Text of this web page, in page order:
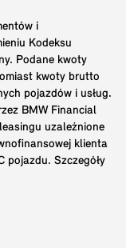
i
Kodeksu
Podane kwoty
kwoty brutto
pojazdów i usług.
BMW Financial
uzależnione
klienta
pojazdu. Szczegóły